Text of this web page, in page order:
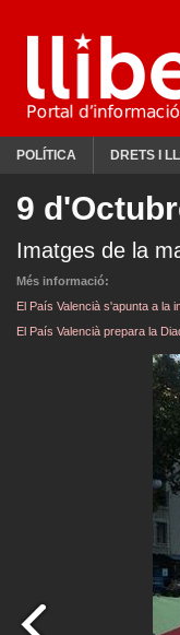
POLÍTICA DRETS I
9
Imatges de la
Més informació:
El País Valencià s'apunta a la
El País Valencià prepara la